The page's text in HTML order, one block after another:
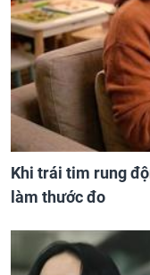
Khi trái tim rung
làm thước đo